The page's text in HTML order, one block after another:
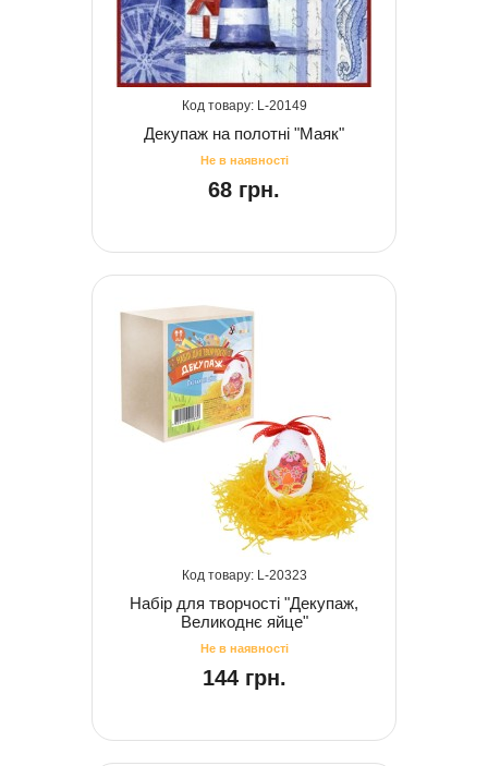
20149
Декупаж на полотні "Маяк"
68 грн.
20323
Набір для творчості "Декупаж,
Великоднє яйце"
144 грн.